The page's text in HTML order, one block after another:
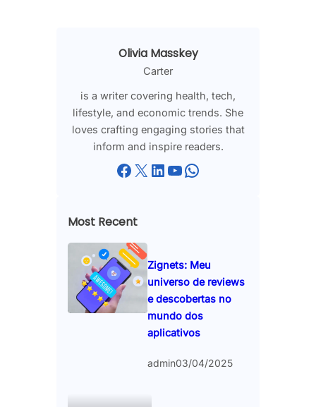
Olivia Masskey
Carter
is a writer covering health, tech,
lifestyle, and economic trends. She
loves crafting engaging stories that
inform and inspire readers.
Facebook X LinkedIn YouTube WhatsApp
Most Recent
Zignets: Meu
universo de reviews
e descobertas no
mundo dos
aplicativos
admin03/04/2025